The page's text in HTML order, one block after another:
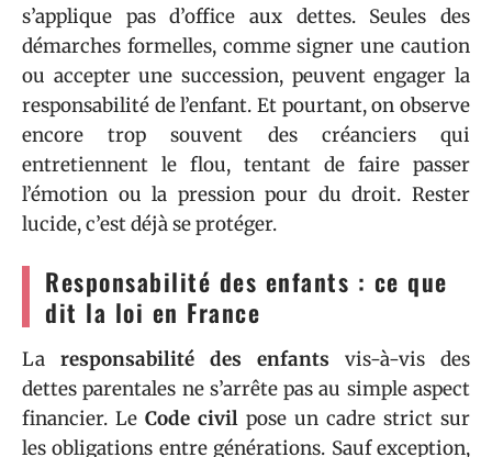
s’applique pas d’office aux dettes. Seules des
démarches formelles, comme signer une caution
ou accepter une succession, peuvent engager la
responsabilité de l’enfant. Et pourtant, on observe
encore trop souvent des créanciers qui
entretiennent le flou, tentant de faire passer
l’émotion ou la pression pour du droit. Rester
lucide, c’est déjà se protéger.
Responsabilité des enfants : ce que
dit la loi en France
La responsabilité des enfants vis-à-vis des
dettes parentales ne s’arrête pas au simple aspect
financier. Le Code civil pose un cadre strict sur
les obligations entre générations. Sauf exception,